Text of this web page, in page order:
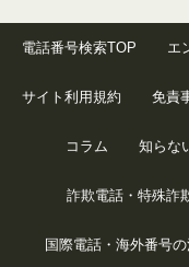
電話番号検索TOP エ
サイト利用規約 免責
コラム 知らな
詐欺電話・特殊詐
国際電話・海外番号